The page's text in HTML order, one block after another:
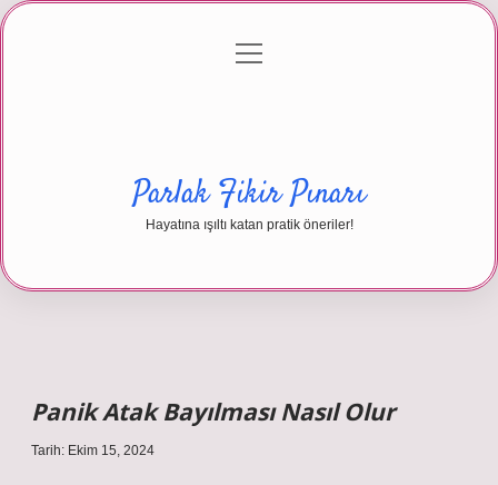
Gizlilik Politikası
menüyü
Parlak Fikir Pınarı
Hayatına ışıltı katan pratik öneriler!
Panik Atak Bayılması Nasıl Olur
Tarih: Ekim 15, 2024